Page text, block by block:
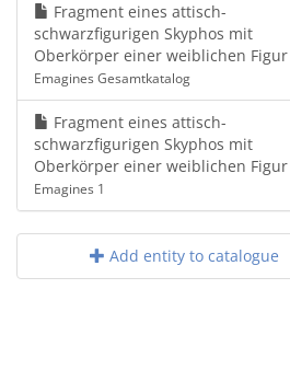
Fragment eines attisch-
schwarzfigurigen Skyphos mit
Oberkörper einer weiblichen Figur
Emagines Gesamtkatalog
Fragment eines attisch-
schwarzfigurigen Skyphos mit
Oberkörper einer weiblichen Figur
Emagines 1
Add entity to catalogue